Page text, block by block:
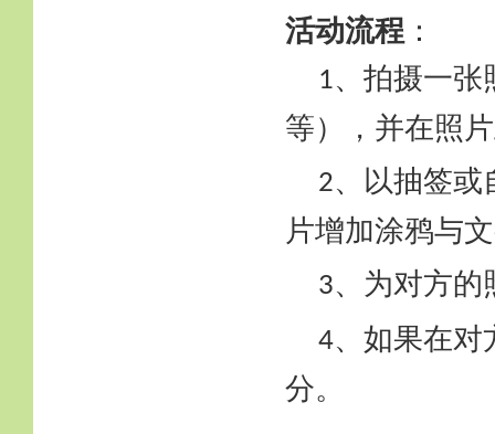
活动流程 ：
1、拍摄一张
等），并在照
2、以抽签或
片增加涂鸦与
3、为对方的
4、如果在对
分。